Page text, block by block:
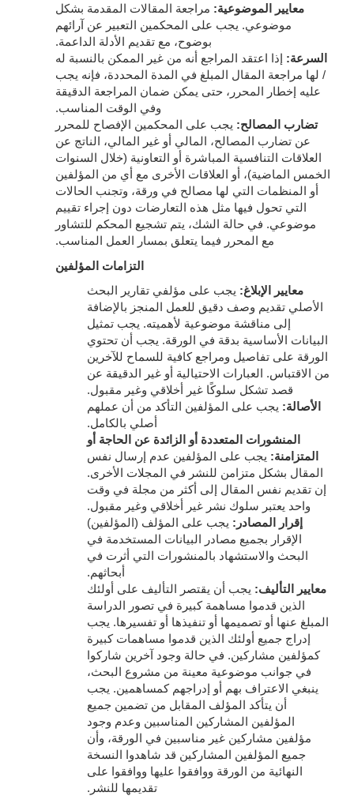
معايير الموضوعية: مراجعة المقالات المقدمة بشكل
موضوعي. يجب على المحكمين التعبير عن آرائهم
بوضوح، مع تقديم الأدلة الداعمة.
السرعة: إذا اعتقد المراجع أنه من غير الممكن بالنسبة له
/ لها مراجعة المقال المبلغ في المدة المحددة، فإنه يجب
عليه إخطار المحرر، حتى يمكن ضمان المراجعة الدقيقة
وفي الوقت المناسب.
تضارب المصالح: يجب على المحكمين الإفصاح للمحرر
عن تضارب المصالح، المالي أو غير المالي، الناتج عن
العلاقات التنافسية المباشرة أو التعاونية (خلال السنوات
الخمس الماضية)، أو العلاقات الأخرى مع أي من المؤلفين
أو المنظمات التي لها مصالح في ورقة، وتجنب الحالات
التي تحول فيها مثل هذه التعارضات دون إجراء تقييم
موضوعي. في حالة الشك، يتم تشجيع المحكم للتشاور
مع المحرر فيما يتعلق بمسار العمل المناسب.
التزامات المؤلفين
معايير الإبلاغ: يجب على مؤلفي تقارير البحث
الأصلي تقديم وصف دقيق للعمل المنجز بالإضافة
إلى مناقشة موضوعية لأهميته. يجب تمثيل
البيانات الأساسية بدقة في الورقة. يجب أن تحتوي
الورقة على تفاصيل ومراجع كافية للسماح للآخرين
من الاقتباس. العبارات الاحتيالية أو غير الدقيقة عن
قصد تشكل سلوكًا غير أخلاقي وغير مقبول.
الأصالة: يجب على المؤلفين التأكد من أن عملهم
أصلي بالكامل.
المنشورات المتعددة أو الزائدة عن الحاجة أو
المتزامنة: يجب على المؤلفين عدم إرسال نفس
المقال بشكل متزامن للنشر في المجلات الأخرى.
إن تقديم نفس المقال إلى أكثر من مجلة في وقت
واحد يعتبر سلوك نشر غير أخلاقي وغير مقبول.
إقرار المصادر: يجب على المؤلف (المؤلفين)
الإقرار بجميع مصادر البيانات المستخدمة في
البحث والاستشهاد بالمنشورات التي أثرت في
أبحاثهم.
معايير التأليف: يجب أن يقتصر التأليف على أولئك
الذين قدموا مساهمة كبيرة في تصور الدراسة
المبلغ عنها أو تصميمها أو تنفيذها أو تفسيرها. يجب
إدراج جميع أولئك الذين قدموا مساهمات كبيرة
كمؤلفين مشاركين. في حالة وجود آخرين شاركوا
في جوانب موضوعية معينة من مشروع البحث،
ينبغي الاعتراف بهم أو إدراجهم كمساهمين. يجب
أن يتأكد المؤلف المقابل من تضمين جميع
المؤلفين المشاركين المناسبين وعدم وجود
مؤلفين مشاركين غير مناسبين في الورقة، وأن
جميع المؤلفين المشاركين قد شاهدوا النسخة
النهائية من الورقة ووافقوا عليها ووافقوا على
تقديمها للنشر.